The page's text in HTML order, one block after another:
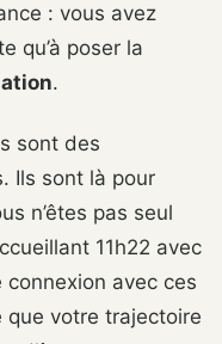
: vous avez
qu’à poser la
.
sont des
Ils sont là pour
n’êtes pas seul
11h22 avec
avec ces
votre trajectoire